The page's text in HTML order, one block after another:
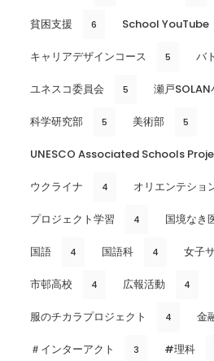
貧困支援 6 School YouTube
キャリアデザインコース 5 バ
ユネスコ委員会 5 瀬戸
科学研究部 5 美術部 5
UNESCO Associated Schools
ウクライナ 4 オリエンテショ
プロジェクト学習 4 国境なき
国語 4 国語科 4 女子
市邨高校 4 広報活動 4
服のチカラプロジェクト 4 金
＃インターアクト 3 #理科